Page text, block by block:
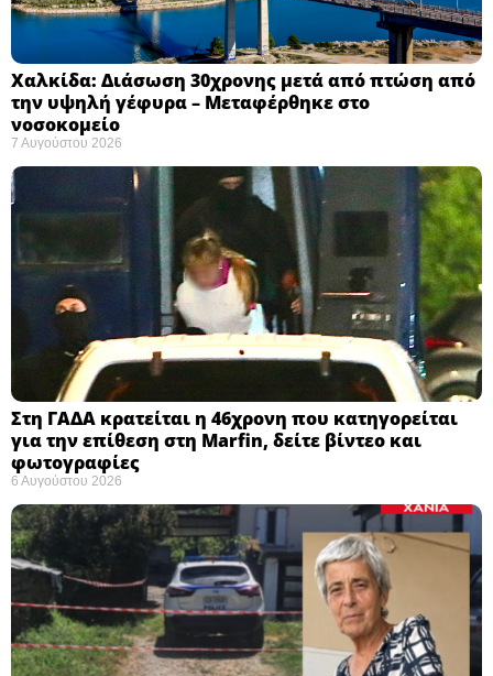
Χαλκίδα: Διάσωση 30χρονης μετά από πτώση από
την υψηλή γέφυρα – Μεταφέρθηκε στο
νοσοκομείο ​
7 Αυγούστου 2026
Στη ΓΑΔΑ κρατείται η 46χρονη που κατηγορείται
για την επίθεση στη Marfin, δείτε βίντεο και
φωτογραφίες
6 Αυγούστου 2026